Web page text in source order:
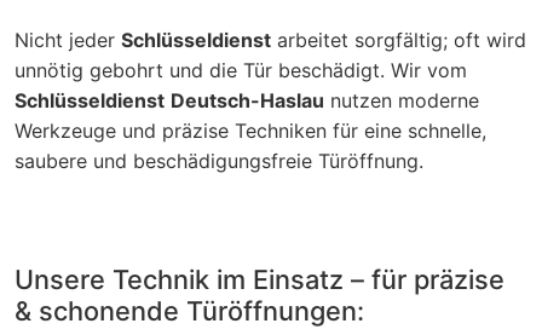
Nicht jeder Schlüsseldienst arbeitet sorgfältig; oft wird
unnötig gebohrt und die Tür beschädigt. Wir vom
Schlüsseldienst Deutsch-Haslau nutzen moderne
Werkzeuge und präzise Techniken für eine schnelle,
saubere und beschädigungsfreie Türöffnung.
Unsere Technik im Einsatz – für präzise
& schonende Türöffnungen: